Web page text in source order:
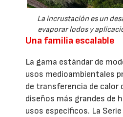
La incrustación es un
evaporar lodos y
Una familia escalable
La gama estándar de
usos medioambientales
de transferencia de calor
diseños más grandes de
usos específicos. La